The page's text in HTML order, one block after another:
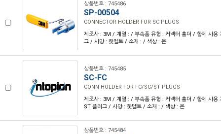
상품번호 : 745486
SP-00504
CONNECTOR HOLDER FOR SC PLUGS
제조사 : 3M / 계열 : / 부속품 유형 : 커넥터 홀더 / 함께 사용
그 / 사양 : 핫멜트 / 소재 : / 색상 : 은
상품번호 : 745485
SC-FC
CONN HOLDER FOR FC/SC/ST PLUGS
제조사 : 3M / 계열 : / 부속품 유형 : 커넥터 홀더 / 함께 사용
ST 플러그 / 사양 : 핫멜트 / 소재 : / 색상 : 은
상품번호 : 745484